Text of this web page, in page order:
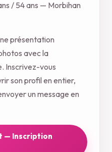
/ 54 ans — Morbihan
présentation
avec la
Inscrivez-vous
son profil en entier,
un message en
— Inscription